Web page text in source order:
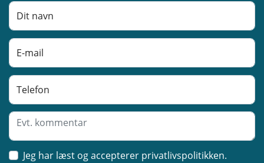
Jeg har læst og accepterer privatlivspolitikken.